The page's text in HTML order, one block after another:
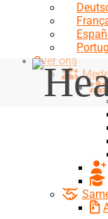
Over ons